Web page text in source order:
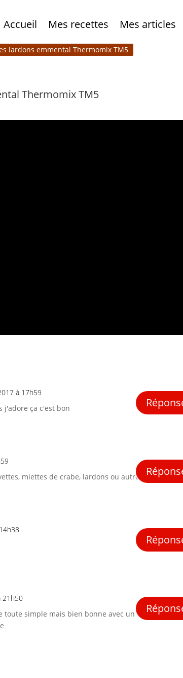
Accueil Mes recettes Mes articles
lardons emmental Thermomix TM5
Thermomix TM5
à 17h59
j'adore ça c'est bon
miettes de crabe, lardons ou autre
21h50
toute simple mais bien bonne avec un